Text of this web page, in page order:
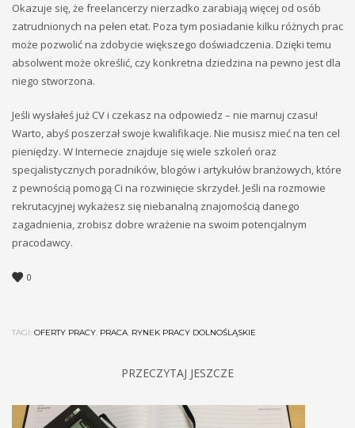
Okazuje się, że freelancerzy nierzadko zarabiają więcej od osób
zatrudnionych na pełen etat. Poza tym posiadanie kilku różnych prac
może pozwolić na zdobycie większego doświadczenia. Dzięki temu
absolwent może określić, czy konkretna dziedzina na pewno jest dla
niego stworzona.
Jeśli wysłałeś już CV i czekasz na odpowiedz – nie marnuj czasu!
Warto, abyś poszerzał swoje kwalifikacje. Nie musisz mieć na ten cel
pieniędzy. W Internecie znajduje się wiele szkoleń oraz
specjalistycznych poradników, blogów i artykułów branżowych, które
z pewnością pomogą Ci na rozwinięcie skrzydeł. Jeśli na rozmowie
rekrutacyjnej wykażesz się niebanalną znajomością danego
zagadnienia, zrobisz dobre wrażenie na swoim potencjalnym
pracodawcy.
0
TAGI: OFERTY PRACY, PRACA, RYNEK PRACY DOLNOŚLĄSKIE
PRZECZYTAJ JESZCZE